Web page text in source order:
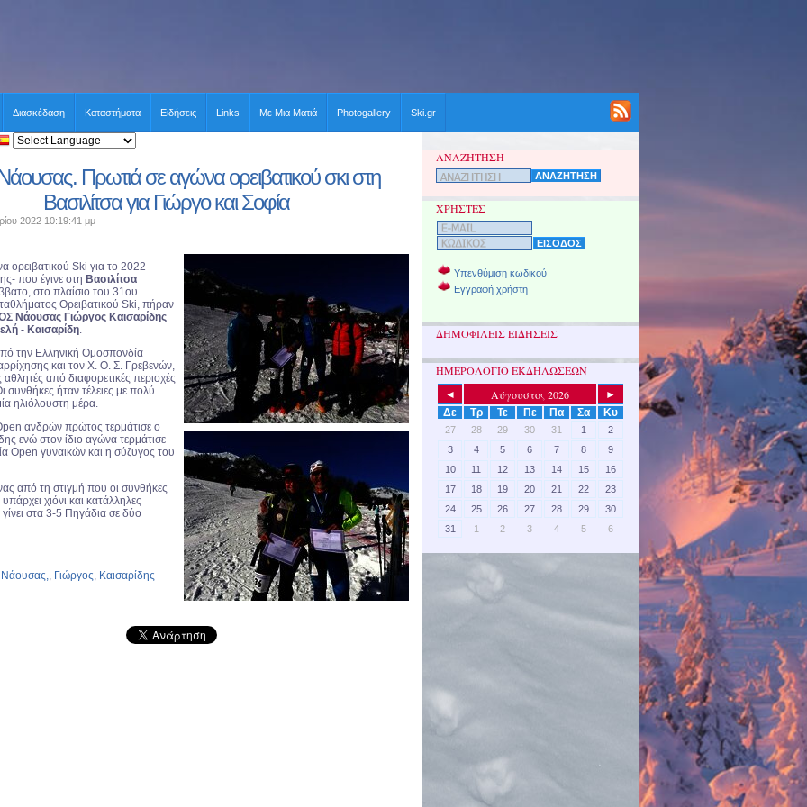
Διασκέδαση Καταστήματα Ειδήσεις Links Με Μια Ματιά Photogallery Ski.gr
Πρωτιά σε αγώνα ορειβατικού σκι στη
Βασιλίτσα για Γιώργο και Σοφία
2022 10:19:41 μμ
ορειβατικού Ski για το 2022
που έγινε στη Βασιλίτσα
στο πλαίσιο του 31ου
Ορειβατικού Ski, πήραν
Νάουσας Γιώργος Καισαρίδης
- Καισαρίδη.
την Ελληνική Ομοσπονδία
και τον Χ. Ο. Σ. Γρεβενών,
από διαφορετικές περιοχές
συνθήκες ήταν τέλειες με πολύ
ηλιόλουστη μέρα.
ανδρών πρώτος τερμάτισε ο
ενώ στον ίδιο αγώνα τερμάτισε
Open γυναικών και η σύζυγος του
από τη στιγμή που οι συνθήκες
χιόνι και κατάλληλες
στα 3-5 Πηγάδια σε δύο
Νάουσας,, Γιώργος, Καισαρίδης
ΑΝΑΖΗΤΗΣΗ
ΧΡΗΣΤΕΣ
Υπενθύμιση κωδικού
Εγγραφή χρήστη
ΔΗΜΟΦΙΛΕΙΣ ΕΙΔΗΣΕΙΣ
ΗΜΕΡΟΛΟΓΙΟ ΕΚΔΗΛΩΣΕΩΝ
◄ Αύγουστος 2026
►
Δε
Τρ Τε Πε Πα Σα Κυ
27 28 29 30 31 1
2
3
4 5 6 7 8
9
10
11 12 13 14 15
16
17
18 19 20 21 22
23
24
25 26 27 28 29
30
31
1 2 3 4 5 6